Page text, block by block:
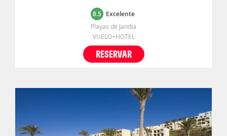
8.5 Excelente
Playas de Jandia
VUELO+HOTEL
RESERVAR